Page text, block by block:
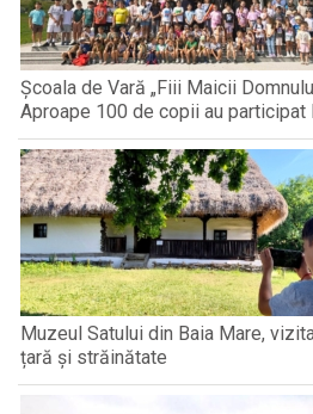
Școala de Vară „Fiii Maicii
Aproape 100 de copii au
Muzeul Satului din Baia Mare,
țară și străinătate